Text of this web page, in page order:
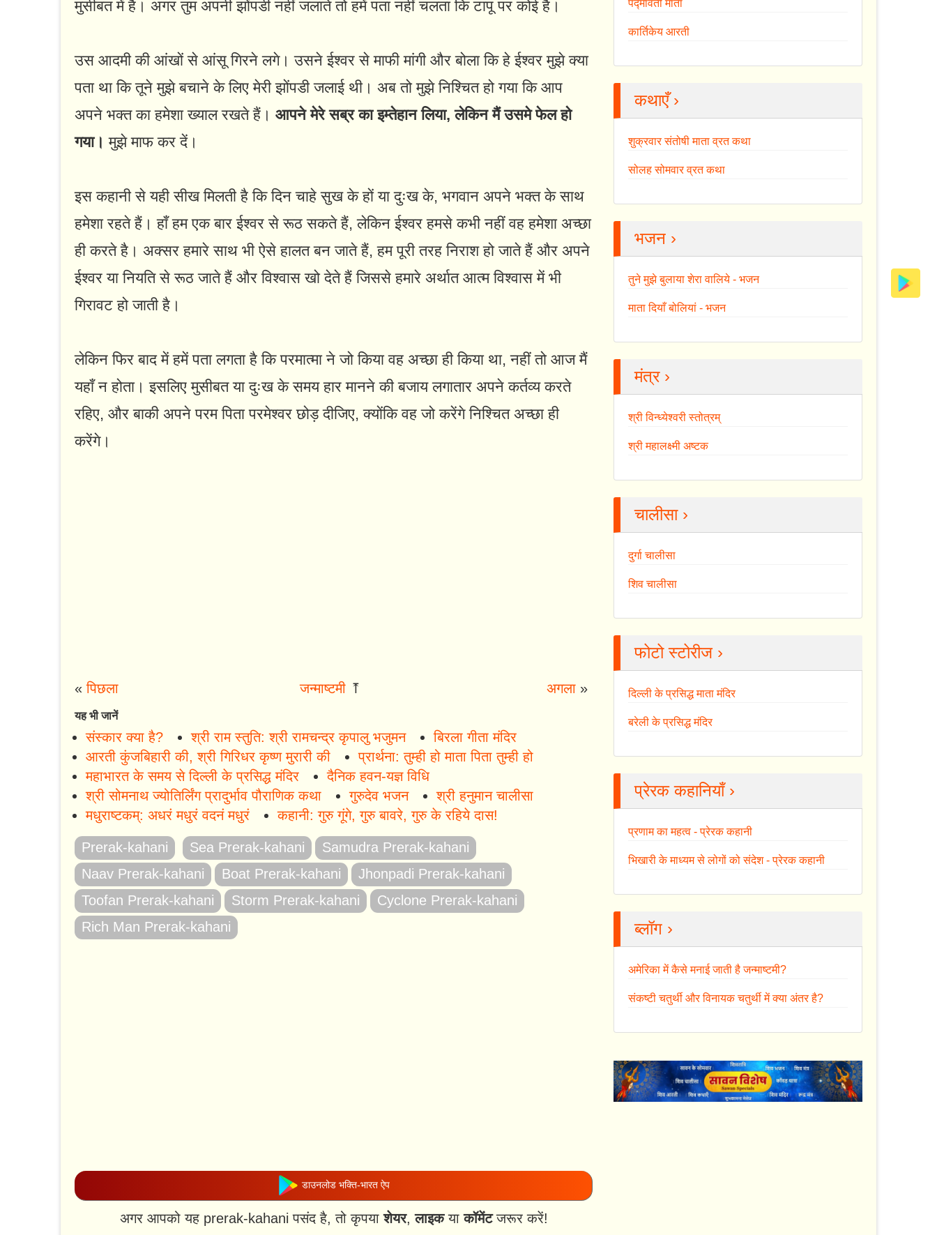
मुसीबत में है। अगर तुम अपनी झोंपडी नहीं जलाते तो हमें पता नहीं चलता कि टापू पर कोई है।
उस आदमी की आंखों से आंसू गिरने लगे। उसने ईश्वर से माफी मांगी और बोला कि हे ईश्वर मुझे क्या
पता था कि तूने मुझे बचाने के लिए मेरी झोंपडी जलाई थी। अब तो मुझे निश्चित हो गया कि आप
अपने भक्त का हमेशा ख्याल रखते हैं। आपने मेरे सब्र का इम्तेहान लिया, लेकिन मैं उसमे फेल हो
गया।मुझे माफ कर दें।
इस कहानी से यही सीख मिलती है कि दिन चाहे सुख के हों या दुःख के, भगवान अपने भक्त के साथ
हमेशा रहते हैं। हाँ हम एक बार ईश्वर से रूठ सकते हैं, लेकिन ईश्वर हमसे कभी नहीं वह हमेशा अच्छा
ही करते है। अक्सर हमारे साथ भी ऐसे हालत बन जाते हैं, हम पूरी तरह निराश हो जाते हैं और अपने
ईश्वर या नियति से रूठ जाते हैं और विश्वास खो देते हैं जिससे हमारे अर्थात आत्म विश्वास में भी
गिरावट हो जाती है।
लेकिन फिर बाद में हमें पता लगता है कि परमात्मा ने जो किया वह अच्छा ही किया था, नहीं तो आज मैं
यहाँ न होता। इसलिए मुसीबत या दुःख के समय हार मानने की बजाय लगातार अपने कर्तव्य करते
रहिए, और बाकी अपने परम पिता परमेश्वर छोड़ दीजिए, क्योंकि वह जो करेंगे निश्चित अच्छा ही
करेंगे।
«पिछला जन्माष्टमी ⤒ अगला»
यह भी जानें
संस्कार क्या है? श्री राम स्तुति: श्री रामचन्द्र कृपालु भजुमन
बिरला गीता मंदिर
आरती कुंजबिहारी की, श्री गिरिधर कृष्ण मुरारी की
प्रार्थना: तुम्ही हो माता पिता तुम्ही हो
महाभारत के समय से दिल्ली के प्रसिद्ध मंदिर
दैनिक हवन-यज्ञ विधि
श्री सोमनाथ ज्योतिर्लिंग प्रादुर्भाव पौराणिक कथा
गुरुदेव भजन
श्री हनुमान चालीसा
मधुराष्टकम्: अधरं मधुरं वदनं मधुरं
कहानी: गुरु गूंगे, गुरु बावरे, गुरु के रहिये दास!
Prerak-kahani Sea Prerak-kahani
Samudra Prerak-kahani
Naav Prerak-kahani
Boat Prerak-kahani
Jhonpadi Prerak-kahani
Toofan Prerak-kahani
Storm Prerak-kahani
Cyclone Prerak-kahani
Rich Man Prerak-kahani
डाउनलोड भक्ति-भारत ऐप
अगर आपको यह prerak-kahani पसंद है, तो कृपयाशेयर,लाइकयाकॉमेंटजरूर करें!
पद्मावती माता
कार्तिकेय आरती
कथाएँ ›
शुक्रवार संतोषी माता व्रत कथा
सोलह सोमवार व्रत कथा
भजन ›
तुने मुझे बुलाया शेरा वालिये - भजन
माता दियाँ बोलियां - भजन
मंत्र ›
श्री विन्ध्येश्वरी स्तोत्रम्
श्री महालक्ष्मी अष्टक
चालीसा ›
दुर्गा चालीसा
शिव चालीसा
फोटो स्टोरीज ›
दिल्ली के प्रसिद्ध माता मंदिर
बरेली के प्रसिद्ध मंदिर
प्रेरक कहानियाँ ›
प्रणाम का महत्व - प्रेरक कहानी
भिखारी के माध्यम से लोगों को संदेश - प्रेरक कहानी
ब्लॉग ›
अमेरिका में कैसे मनाई जाती है जन्माष्टमी?
संकष्टी चतुर्थी और विनायक चतुर्थी में क्या अंतर है?